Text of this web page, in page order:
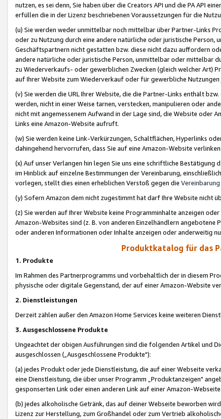
nutzen, es sei denn, Sie haben über die Creators API und die PA API
erfüllen die in der Lizenz beschriebenen Voraussetzungen für die
(u) Sie werden weder unmittelbar noch mittelbar über Partner-Links
oder zu Nutzung durch eine andere natürliche oder juristische
Geschäftspartnern nicht gestatten bzw. diese nicht dazu auffordern
andere natürliche oder juristische Person, unmittelbar oder mittelbar
zu Wiederverkaufs- oder gewerblichen Zwecken (gleich welcher Art)
auf Ihrer Website zum Wiederverkauf oder für gewerbliche
(v) Sie werden die URL Ihrer Website, die die Partner-Links enthält
werden, nicht in einer Weise tarnen, verstecken, manipulieren oder
nicht mit angemessenem Aufwand in der Lage sind, die Website oder
Links eine Amazon-Website aufruft.
(w) Sie werden keine Link-Verkürzungen, Schaltflächen, Hyperlinks
dahingehend hervorrufen, dass Sie auf eine Amazon-Website
(x) Auf unser Verlangen hin legen Sie uns eine schriftliche
im Hinblick auf einzelne Bestimmungen der Vereinbarung,
vorlegen, stellt dies einen erheblichen Verstoß gegen die Vereinbarung
(y) Sofern Amazon dem nicht zugestimmt hat darf Ihre Website nicht
(z) Sie werden auf Ihrer Website keine Programminhalte anzeigen
Amazon-Websites sind (z. B. von anderen Einzelhändlern
oder anderen Informationen oder Inhalte anzeigen oder anderweitig
Produktkatalog für das
1. Produkte
Im Rahmen des Partnerprogramms und vorbehaltlich der in diesem
physische oder digitale Gegenstand, der auf einer Amazon-Website
2. Dienstleistungen
Derzeit zählen außer den Amazon Home Services keine weiteren
3. Ausgeschlossene Produkte
Ungeachtet der obigen Ausführungen sind die folgenden Artikel und
ausgeschlossen („Ausgeschlossene Produkte"):
(a) jedes Produkt oder jede Dienstleistung, die auf einer Webseite
eine Dienstleistung, die über unser Programm „Produktanzeigen"
gesponserten Link oder einen anderen Link auf einer Amazon-
(b) jedes alkoholische Getränk, das auf deiner Webseite beworben
Lizenz zur Herstellung, zum Großhandel oder zum Vertrieb